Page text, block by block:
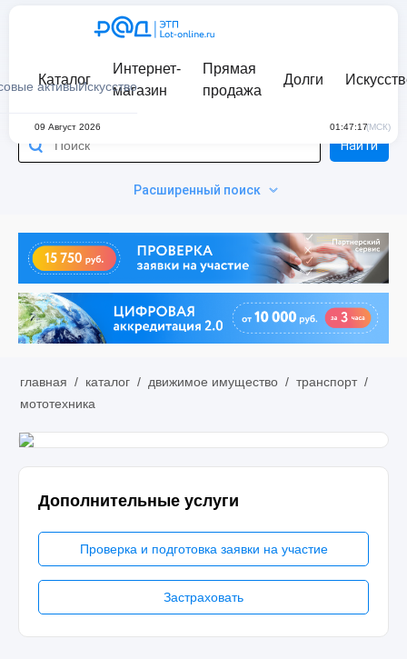
активыИскусство
Каталог
Интернет-
магазин
Прямая
продажа
Долги
09 Август 2026 01:47:17(МСК)
Расширенный поиск
Найти
главная / каталог / движимое имущество / транспорт /
мототехника
Дополнительные услуги
Проверка и подготовка заявки на участие
Застраховать